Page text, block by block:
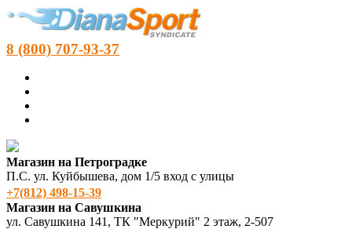
8 (800) 707-93-37
Магазин на Петроградке
П.С. ул. Куйбышева, дом 1/5 вход с улицы
+7(812) 498‑15-39
Магазин на Савушкина
ул. Савушкина 141, ТК "Меркурий" 2 этаж, 2-507